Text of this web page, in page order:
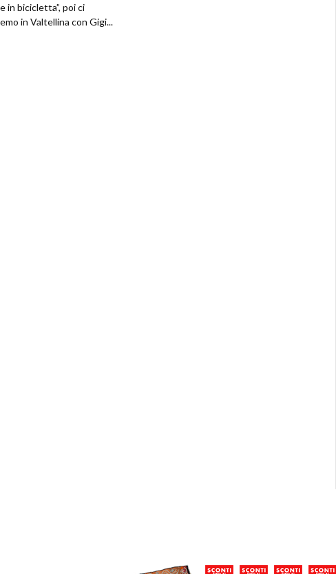
in bicicletta”, poi ci
in Valtellina con Gigi...